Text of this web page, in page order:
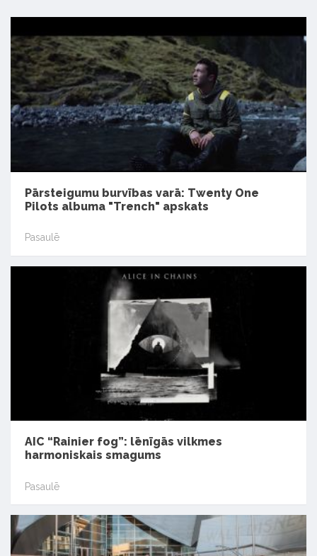
Pārsteigumu burvības varā: Twenty One
Pilots albuma "Trench" apskats
Pasaulē
AIC “Rainier fog”: lēnīgās vilkmes
harmoniskais smagums
Pasaulē